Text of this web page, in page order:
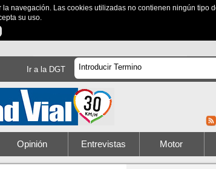
navegación. Las cookies utilizadas no contienen ningún tipo
su uso.
Ir a la DGT
Opinión Entrevistas Motor